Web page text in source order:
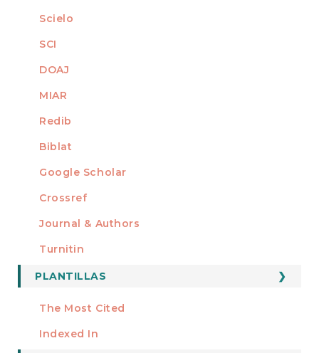
Scielo
SCI
DOAJ
MIAR
Redib
Biblat
Google Scholar
MIEMBRO DE
Crossref
Journal & Authors
Turnitin
FORMATOS
PLANTILLAS
Manuscript Template
ESTADÍSTICOS
The Most Cited
Indexed In